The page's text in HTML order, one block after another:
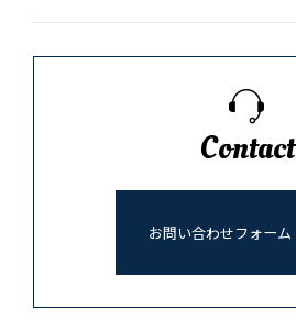
Contact
お問い合わせフォーム